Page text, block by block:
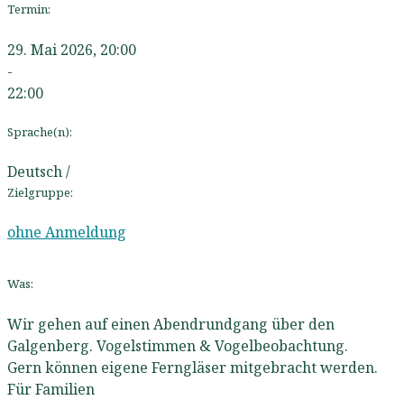
Termin:
29. Mai 2026, 20:00
-
22:00
Sprache(n):
Deutsch /
Zielgruppe:
ohne Anmeldung
Was:
Wir gehen auf einen Abendrundgang über den
Galgenberg. Vogelstimmen & Vogelbeobachtung.
Gern können eigene Ferngläser mitgebracht werden.
Für Familien